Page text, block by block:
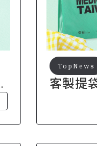
客製提
TopNews